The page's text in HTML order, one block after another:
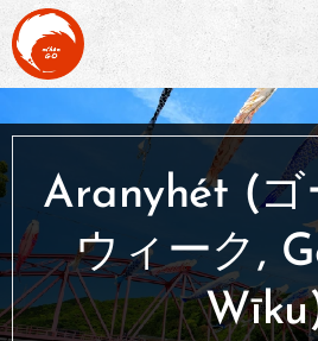
Aranyhét (ゴ
ウィーク,